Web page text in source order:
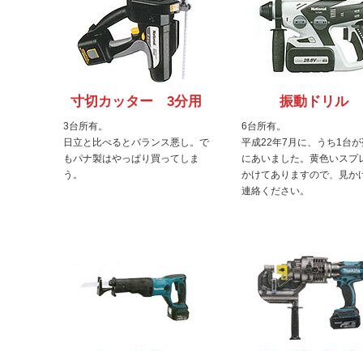
寸切カッター 3分用
3台所有。
日立と比べるとバランス悪し。で
もパナ製はやっぱり買ってしま
う。
振動ドリル
6台所有。
平成22年7月に、うち1台が
にあいました。黄色いスプ
かけてありますので、見か
連絡ください。